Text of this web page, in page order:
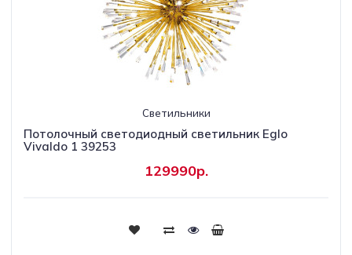
Светильники
Потолочный светодиодный светильник Eglo
Vivaldo 1 39253
129990р.